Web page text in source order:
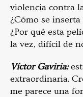
violencia contra
¿Cómo se
¿Por qué esta
la vez, difícil de
VíctorGaviria:
extraordinaria.
me parece una